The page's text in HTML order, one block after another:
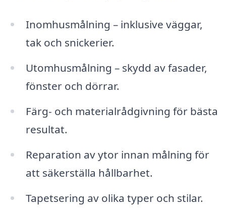
Inomhusmålning – inklusive väggar,
tak och snickerier.
Utomhusmålning – skydd av fasader,
fönster och dörrar.
Färg- och materialrådgivning för bästa
resultat.
Reparation av ytor innan målning för
att säkerställa hållbarhet.
Tapetsering av olika typer och stilar.